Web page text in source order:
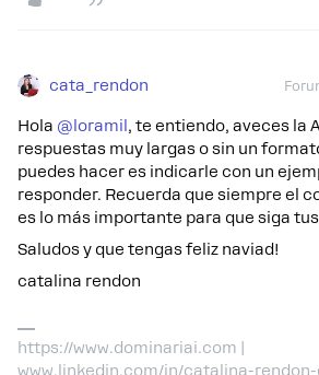
cata_rendon
Hola ​ @loramil , te entiendo, aveces la
respuestas muy largas o sin un
puedes hacer es indicarle con un
responder. Recuerda que siempre el
es lo más importante para que siga
Saludos y que tengas feliz naviad!
catalina rendon
https://www.dominariai.com |
www.linkedin.com/in/catalina-